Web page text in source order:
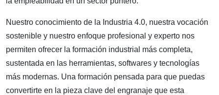
Nuestro conocimiento de la Industria 4.0, nuestra vocación
sostenible y nuestro enfoque profesional y experto nos
permiten ofrecer la formación industrial más completa,
sustentada en las herramientas, softwares y tecnologías
más modernas. Una formación pensada para que puedas
convertirte en la pieza clave del engranaje que esta